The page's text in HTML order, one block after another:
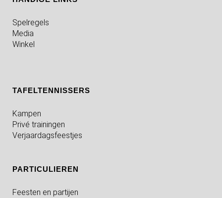
Spelregels
Media
Winkel
TAFELTENNISSERS
Kampen
Privé trainingen
Verjaardagsfeestjes
PARTICULIEREN
Feesten en partijen